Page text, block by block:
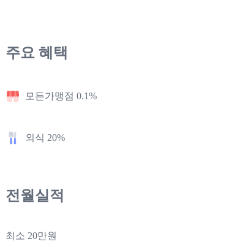
주요 혜택
모든가맹점 0.1%
외식 20%
전월실적
최소 20만원